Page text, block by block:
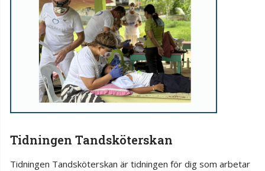
Tidningen Tandsköterskan
Tidningen Tandsköterskan är tidningen för dig som arbetar